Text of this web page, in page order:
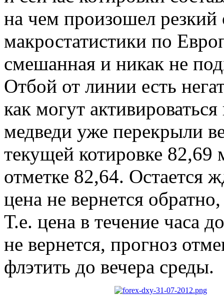
на чем произошел
макростатистики по
смешанная и никак не
Отбой от линии есть
как могут
медведи уже перекрыли
текущей котировке
отметке 82,64. Остается
цена не вернется
Т.е. цена в течение часа
не вернется, прогноз
флэтить до вечера среды.